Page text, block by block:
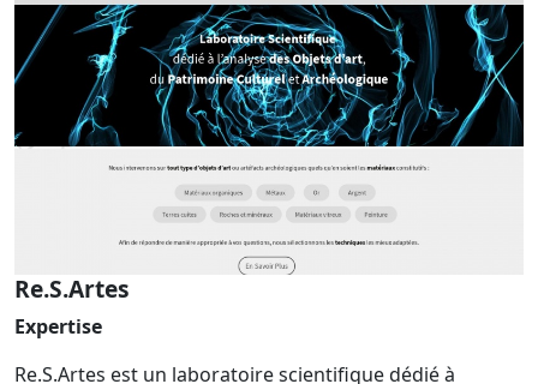
Re.S.Artes
Expertise
Re.S.Artes est un laboratoire scientifique dédié à